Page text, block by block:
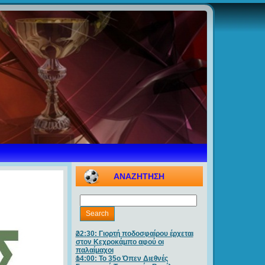
ΑΝΑΖΗΤΗΣΗ
22:30: Γιορτή ποδοσφαίρου έρχεται
στον Κεχροκάμπο αφού οι
παλαίμαχοι
14:00: Το 35ο Όπεν Διεθνές